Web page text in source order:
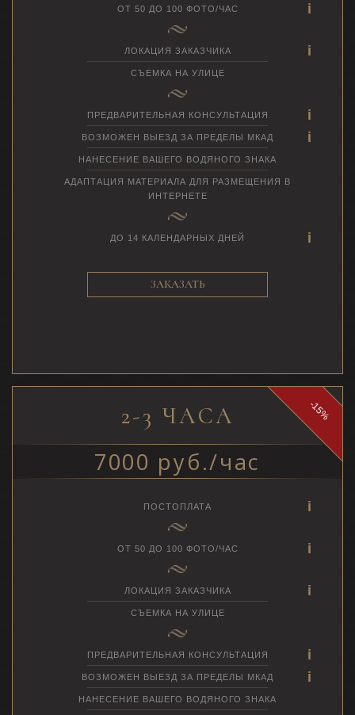
ОТ 50 ДО 100 ФОТО/ЧАС
ЛОКАЦИЯ ЗАКАЗЧИКА
СЪЕМКА НА УЛИЦЕ
ПРЕДВАРИТЕЛЬНАЯ КОНСУЛЬТАЦИЯ
ВОЗМОЖЕН ВЫЕЗД ЗА ПРЕДЕЛЫ МКАД
НАНЕСЕНИЕ ВАШЕГО ВОДЯНОГО ЗНАКА
АДАПТАЦИЯ МАТЕРИАЛА ДЛЯ РАЗМЕЩЕНИЯ В
ИНТЕРНЕТЕ
ДО 14 КАЛЕНДАРНЫХ ДНЕЙ
ЗАКАЗАТЬ
-15%
2-3 ЧАСА
7000 руб./час
ПОСТОПЛАТА
ОТ 50 ДО 100 ФОТО/ЧАС
ЛОКАЦИЯ ЗАКАЗЧИКА
СЪЕМКА НА УЛИЦЕ
ПРЕДВАРИТЕЛЬНАЯ КОНСУЛЬТАЦИЯ
ВОЗМОЖЕН ВЫЕЗД ЗА ПРЕДЕЛЫ МКАД
НАНЕСЕНИЕ ВАШЕГО ВОДЯНОГО ЗНАКА